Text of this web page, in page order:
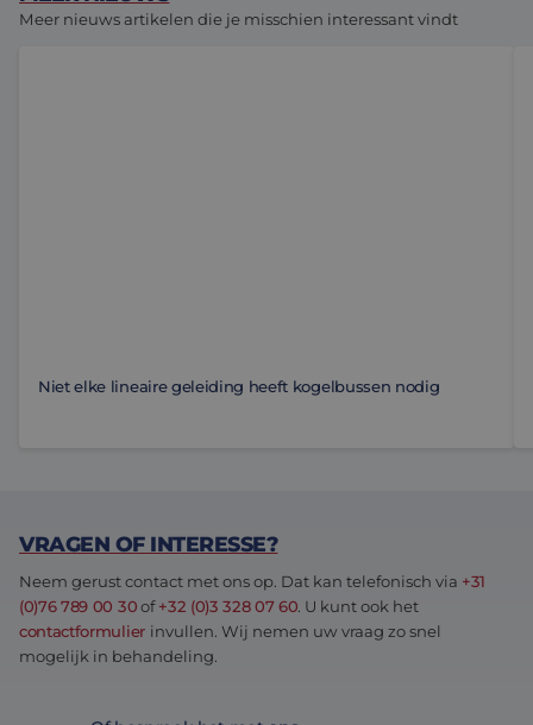
Meer nieuws artikelen die je misschien interessant vindt
Niet elke lineaire geleiding heeft kogelbussen nodig
VRAGEN OF INTERESSE?
Neem gerust contact met ons op. Dat kan telefonisch via +31
(0)76 789 00 30of+32 (0)3 328 07 60. U kunt ook het
contactformulier invullen. Wij nemen uw vraag zo snel
mogelijk in behandeling.